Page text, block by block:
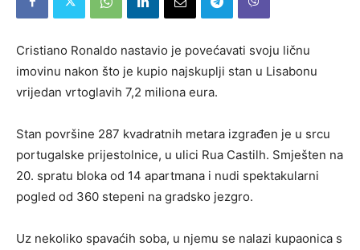
Cristiano Ronaldo nastavio je povećavati svoju ličnu
imovinu nakon što je kupio najskuplji stan u Lisabonu
vrijedan vrtoglavih 7,2 miliona eura.
Stan površine 287 kvadratnih metara izgrađen je u srcu
portugalske prijestolnice, u ulici Rua Castilh. Smješten na
20. spratu bloka od 14 apartmana i nudi spektakularni
pogled od 360 stepeni na gradsko jezgro.
Uz nekoliko spavaćih soba, u njemu se nalazi kupaonica s